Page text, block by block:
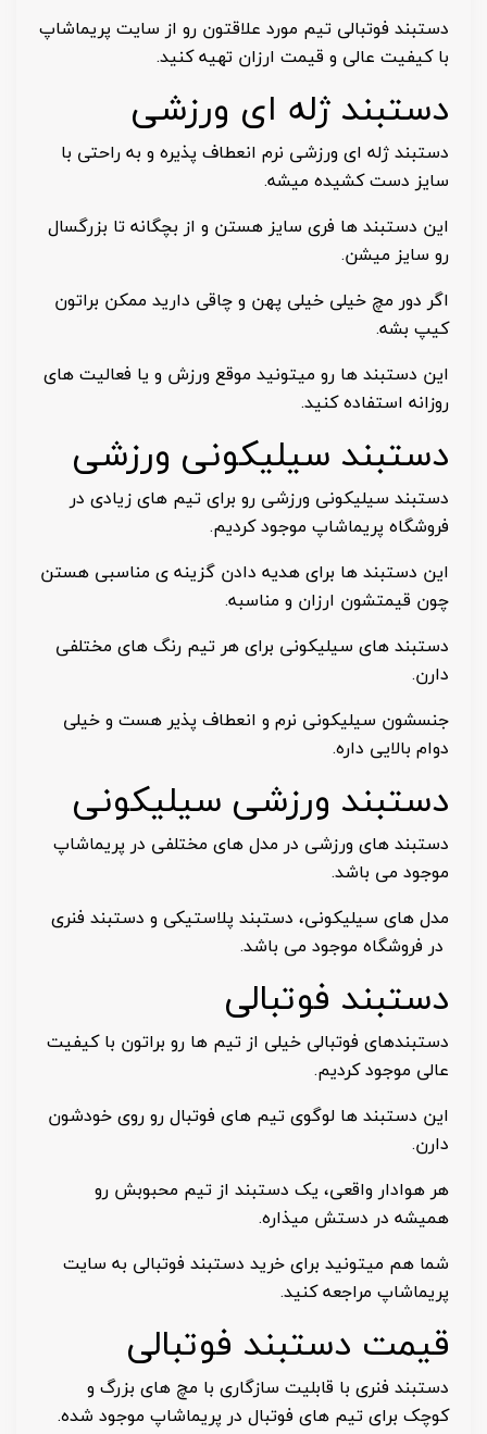
دستبند فوتبالی تیم مورد علاقتون رو از سایت پریماشاپ
با کیفیت عالی و قیمت ارزان تهیه کنید.
دستبند ژله ای ورزشی
دستبند ژله ای ورزشی نرم انعطاف پذیره و به راحتی با
سایز دست کشیده میشه.
این دستبند ها فری سایز هستن و از بچگانه تا بزرگسال
رو سایز میشن.
اگر دور مچ خیلی خیلی پهن و چاقی دارید ممکن براتون
کیپ بشه.
این دستبند ها رو میتونید موقع ورزش و یا فعالیت های
روزانه استفاده کنید.
دستبند سیلیکونی ورزشی
دستبند سیلیکونی ورزشی رو برای تیم های زیادی در
فروشگاه پریماشاپ موجود کردیم.
این دستبند ها برای هدیه دادن گزینه ی مناسبی هستن
چون قیمتشون ارزان و مناسبه.
دستبند های سیلیکونی برای هر تیم رنگ های مختلفی
دارن.
جنسشون سیلیکونی نرم و انعطاف پذیر هست و خیلی
دوام بالایی داره.
دستبند ورزشی سیلیکونی
دستبند های ورزشی در مدل های مختلفی در پریماشاپ
موجود می باشد.
مدل های سیلیکونی، دستبند پلاستیکی و دستبند فنری
در فروشگاه موجود می باشد.
دستبند فوتبالی
دستبندهای فوتبالی خیلی از تیم ها رو براتون با کیفیت
عالی موجود کردیم.
این دستبند ها لوگوی تیم های فوتبال رو روی خودشون
دارن.
هر هوادار واقعی، یک دستبند از تیم محبوبش رو
همیشه در دستش میذاره.
شما هم میتونید برای خرید دستبند فوتبالی به سایت
پریماشاپ مراجعه کنید.
قیمت دستبند فوتبالی
دستبند فنری با قابلیت سازگاری با مچ های بزرگ و
کوچک برای تیم های فوتبال در پریماشاپ موجود شده.